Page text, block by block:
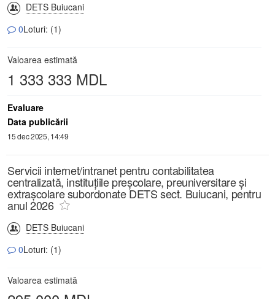
DETS Buiucani
0Loturi: (1)
Valoarea estimată
1 333 333 MDL
Evaluare
Data publicării
15 dec 2025, 14:49
Servicii internet/intranet pentru contabilitatea
centralizată, instituțiile preșcolare, preuniversitare și
extrașcolare subordonate DETS sect. Buiucani, pentru
anul 2026
DETS Buiucani
0Loturi: (1)
Valoarea estimată